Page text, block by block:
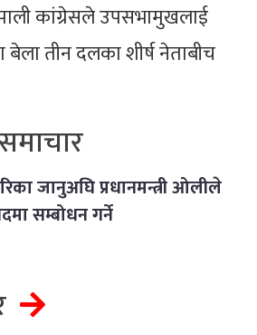
कांग्रेसले उपसभामुखलाई
बेला तीन दलका शीर्ष नेताबीच
जानुअघि प्रधानमन्त्री ओलीले
सम्बोधन गर्ने